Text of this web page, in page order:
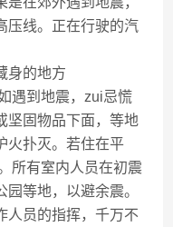
压线。正在行驶的汽
身的地方
遇到地震，zui忌慌
坚固物品下面，等地
火扑灭。若住在平
所有室内人员在初震
等地，以避余震。
人员的指挥，千万不